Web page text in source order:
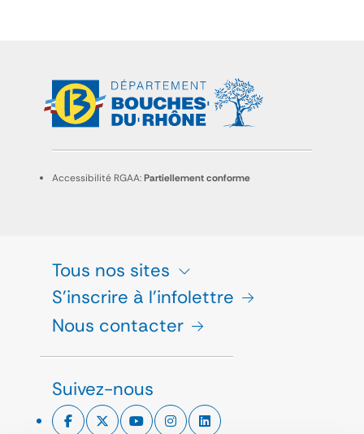
Accessibilité RGAA:Partiellement conforme
Tous nos sites
S'inscrire à l'infolettre
Nous contacter
Suivez-nous